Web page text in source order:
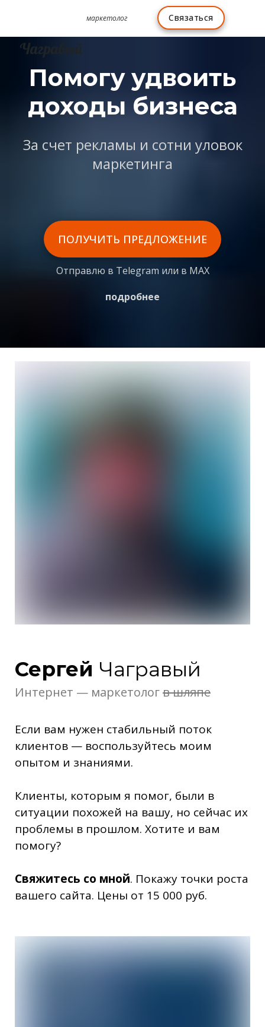
маркетолог Связаться
Помогу удвоить
доходы бизнеса
За счет рекламы и сотни уловок
маркетинга
ПОЛУЧИТЬ ПРЕДЛОЖЕНИЕ
Отправлю в Telegram или в MAX
подробнее
Сергей Чагравый
Интернет — маркетологв шляпе
Если вам нужен стабильный поток
клиентов — воспользуйтесь моим
опытом и знаниями.
Клиенты, которым я помог, были в
ситуации похожей на вашу, но сейчас их
проблемы в прошлом. Хотите и вам
помогу?
Свяжитесь со мной. Покажу точки роста
вашего сайта. Цены от 15 000 руб.